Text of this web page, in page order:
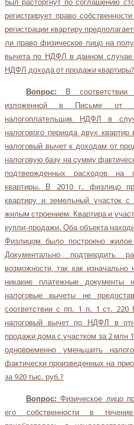
был расторгнут по соглашению
регистрирует право
регистрации квартиру
ли право физическое лицо на
вычета по НДФЛ в данном случае
НДФЛ дохода от продажи квартиры?
Вопрос: В соответствии
изложенной в Письме от
налогоплательщик НДФЛ в
налогового периода двух
налоговый вычет к доходам от
налоговую базу на сумму
подтвержденных расходов на
квартиры. В 2010 г. физлицо
квартиру и земельный участок
жилым строением. Квартира и
купли-продажи. Оба объекта
Физлицом было построено жилое
Документально подтвердить
возможности, так как
никакие платежные документы
налоговые вычеты не
соответствии с пп. 1 п. 1 ст.
налоговый вычет по НДФЛ в
продажи дома с участком за 2 млн
одновременно уменьшить
фактически произведенных на
за 920 тыс. руб.?
Вопрос: Физическое лицо
его собственности в